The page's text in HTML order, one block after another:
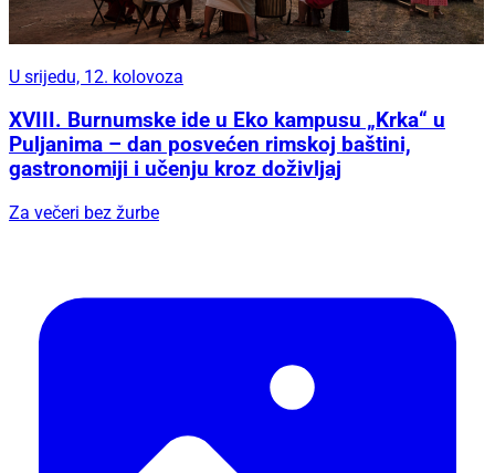
U srijedu, 12. kolovoza
XVIII. Burnumske ide u Eko kampusu „Krka“ u
Puljanima – dan posvećen rimskoj baštini,
gastronomiji i učenju kroz doživljaj
Za večeri bez žurbe